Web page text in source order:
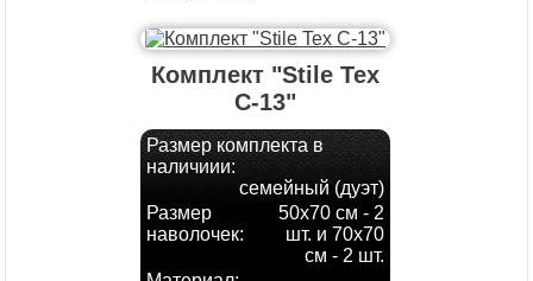
Комплект "Stile Tex
С-13"
Размер комплекта в
наличиии:
семейный (дуэт)
Размер
наволочек:
50х70 см - 2
шт. и 70х70
см - 2 шт.